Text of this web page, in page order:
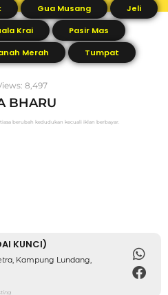
Gua Musang
Jeli
Krai
Pasir Mas
Merah Tumpat
8,497
BHARU
berubah kedudukan kecuali iklan berbayar.
KUNCI)
Kampung Lundang,